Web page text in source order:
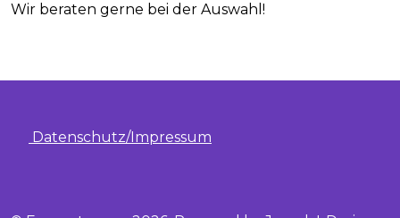
Wir beraten gerne bei der Auswahl!
Datenschutz/Impressum